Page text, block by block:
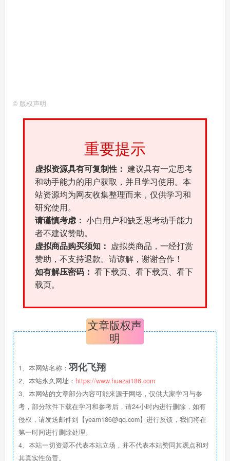
© 版权声明
重要提示
虚拟资源具有可复制性： 建议具有一定思考
和动手能力的用户获取，并且学习使用。本
站资源均为网友收集整理而来，仅供学习和
研究使用。
请谨慎考虑： 小白用户和缺乏思考动手能力
者不建议赞助。
虚拟商品购买须知：
虚拟类商品，一经打赏
赞助，不支持退款。请谅解，谢谢合作！
如有解压密码： 看下载页、看下载页、看下
载页。
文章版权声
明
1、本网站名称： 羽化飞翔
2、本站永久网址： https://www.huazai186.com
3、本网站的文章部分内容可能来源于网络，仅供大家学习与参
考，部分软件下载在学习和参考后，请24小时内进行删除，如有
侵权，请发送邮件到【yearn186@qq.com】进行反馈，我们将在
第一时间进行删除处理。
4、本站一切资源不代表本站立场，并不代表本站赞同其观点和对
其真实性负责。